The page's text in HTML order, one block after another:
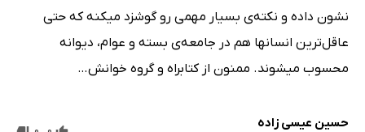
نشون داده و نکته‌ی بسیار مهمی رو گوشزد میکنه که حتی
عاقل‌ترین انسانها هم در جامعه‌ی بسته و عوام، دیوانه
محسوب میشوند. ممنون از کتابراه و گروه خوانش…
حسین عیسی زاده